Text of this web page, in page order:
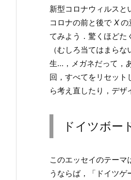
新型コロナウィルスと
コロナの前と後で X の
てみよう．驚くほどた
（むしろ当てはまら
生…，メガネだって，
回，すべてをリセット
ら考え直したり，デザ
ドイツボー
このエッセイのテー
うならば，「ドイツ